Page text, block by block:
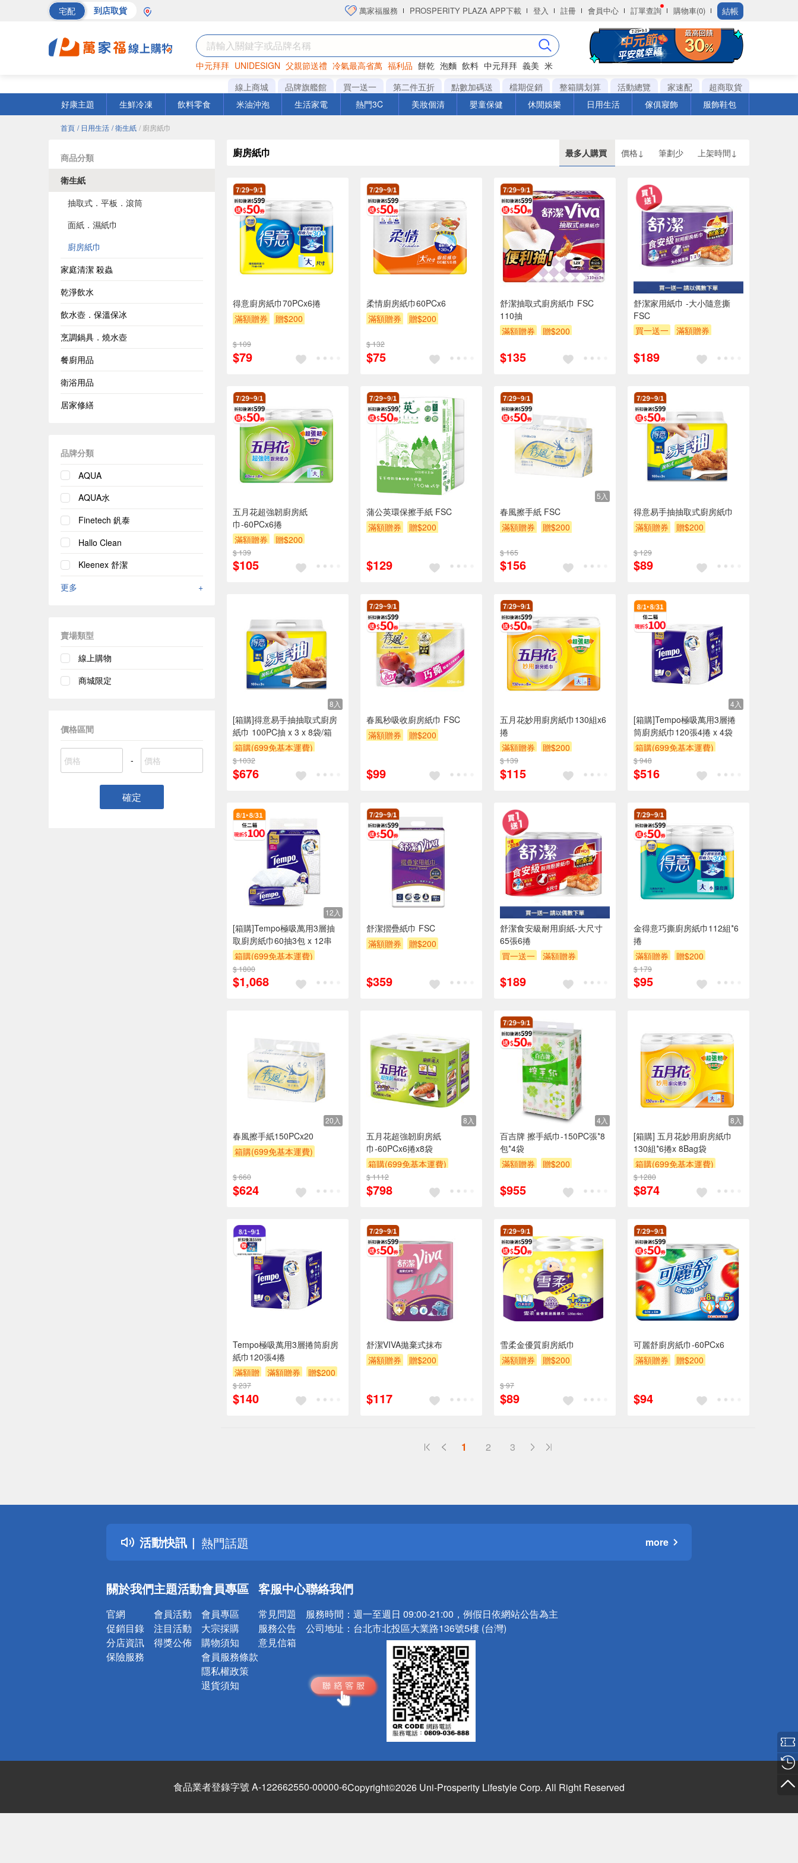
宅配 到店取貨 萬家福服務 PROSPERITY PLAZA APP下載 登入 註冊 會員中心 訂單查詢 購物車(0) 結帳
中元拜拜 UNIDESIGN 父親節送禮 冷氣最高省萬 福利品 餅乾 泡麵 飲料 中元拜拜 義美 米
罐頭 海苔 洋芋片
線上商城 品牌旗艦館 買一送一 第二件五折 點數加碼送 檔期促銷 整箱購划算 活動總覽 家速配
超商取貨
好康主題
生鮮冷凍 飲料零食 米油沖泡 生活家電 熱門3C 美妝個清 嬰童保健 休閒娛樂 日用生活 傢俱寢飾 服飾鞋包
首頁 / 日用生活 / 衛生紙 / 廚房紙巾
商品分類
衛生紙
抽取式．平板．滾筒
面紙．濕紙巾
廚房紙巾
家庭清潔 殺蟲
乾淨飲水
飲水壺．保溫保冰
烹調鍋具．燒水壺
餐廚用品
衛浴用品
居家修繕
品牌分類
AQUA
AQUA水
Finetech 釩泰
Hallo Clean
Kleenex 舒潔
更多
+
賣場類型
線上購物
商城限定
價格區間
-
確定
廚房紙巾 最多人購買 價格↓ 筆劃少 上架時間↓
得意廚房紙巾70PCx6捲
滿額贈券
贈$200
$ 109
$79
柔情廚房紙巾60PCx6
滿額贈券
贈$200
$ 132
$75
舒潔抽取式廚房紙巾 FSC
110抽
滿額贈券
贈$200
$135
舒潔家用紙巾 -大小隨意撕
FSC
買一送一
滿額贈券
$189
五月花超強韌廚房紙
巾-60PCx6捲
滿額贈券
贈$200
$ 139
$105
蒲公英環保擦手紙 FSC
滿額贈券
贈$200
$129
5入
春風擦手紙 FSC
滿額贈券
贈$200
$ 165
$156
得意易手抽抽取式廚房紙巾
滿額贈券
贈$200
$ 129
$89
8入
[箱購]得意易手抽抽取式廚房
紙巾 100PC抽 x 3 x 8袋/箱
箱購(699免基本運費)
贈$200
$ 1032
$676
春風秒吸收廚房紙巾 FSC
滿額贈券
贈$200
$99
五月花妙用廚房紙巾130組x6
捲
滿額贈券
贈$200
$ 139
$115
4入
[箱購]Tempo極吸萬用3層捲
筒廚房紙巾120張4捲 x 4袋
箱購(699免基本運費)
滿件折
$ 948
$516
12入
[箱購]Tempo極吸萬用3層抽
取廚房紙巾60抽3包 x 12串
箱購(699免基本運費)
滿件折
$ 1800
$1,068
舒潔摺疊紙巾 FSC
滿額贈券
贈$200
$359
舒潔食安級耐用廚紙-大尺寸
65張6捲
買一送一
滿額贈券
$189
金得意巧撕廚房紙巾112組*6
捲
滿額贈券
贈$200
$ 179
$95
20入
春風擦手紙150PCx20
箱購(699免基本運費)
$ 660
$624
8入
五月花超強韌廚房紙
巾-60PCx6捲x8袋
箱購(699免基本運費)
贈$200
$ 1112
$798
4入
百吉牌 擦手紙巾-150PC張*8
包*4袋
滿額贈券
贈$200
$955
8入
[箱購] 五月花妙用廚房紙巾
130組*6捲x 8Bag袋
箱購(699免基本運費)
贈$200
$ 1280
$874
Tempo極吸萬用3層捲筒廚房
紙巾120張4捲
滿額贈
滿額贈券 贈$200
$ 237
$140
舒潔VIVA拋棄式抹布
滿額贈券
贈$200
$117
雪柔金優質廚房紙巾
滿額贈券
贈$200
$ 97
$89
可麗舒廚房紙巾-60PCx6
滿額贈券
贈$200
$94
1 2 3
活動快訊
詐騙網頁！請小心！
得獎公告
熱門話題
銀行優惠
詐騙網頁！請小心！
more
關於我們
官網
促銷目錄
分店資訊
保險服務
主題活動
會員活動
注目活動
得獎公佈
會員專區
會員專區
大宗採購
購物須知
會員服務條款
隱私權政策
退貨須知
客服中心
常見問題
服務公告
意見信箱
聯絡我們
服務時間： 週一至週日 09:00-21:00，例假日依網站公告為主
公司地址： 台北市北投區大業路136號5樓 (台灣)
食品業者登錄字號 A-122662550-00000-6Copyright©2026 Uni-Prosperity Lifestyle Corp. All Right Reserved